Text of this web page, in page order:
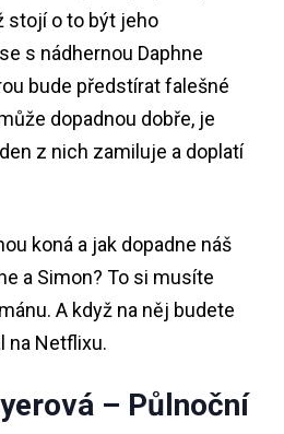
stojí o to být jeho
s nádhernou Daphne
bude předstírat falešné
dopadnou dobře, je
z nich zamiluje a doplatí
koná a jak dopadne náš
a Simon? To si musíte
A když na něj budete
na Netflixu.
– Půlnoční